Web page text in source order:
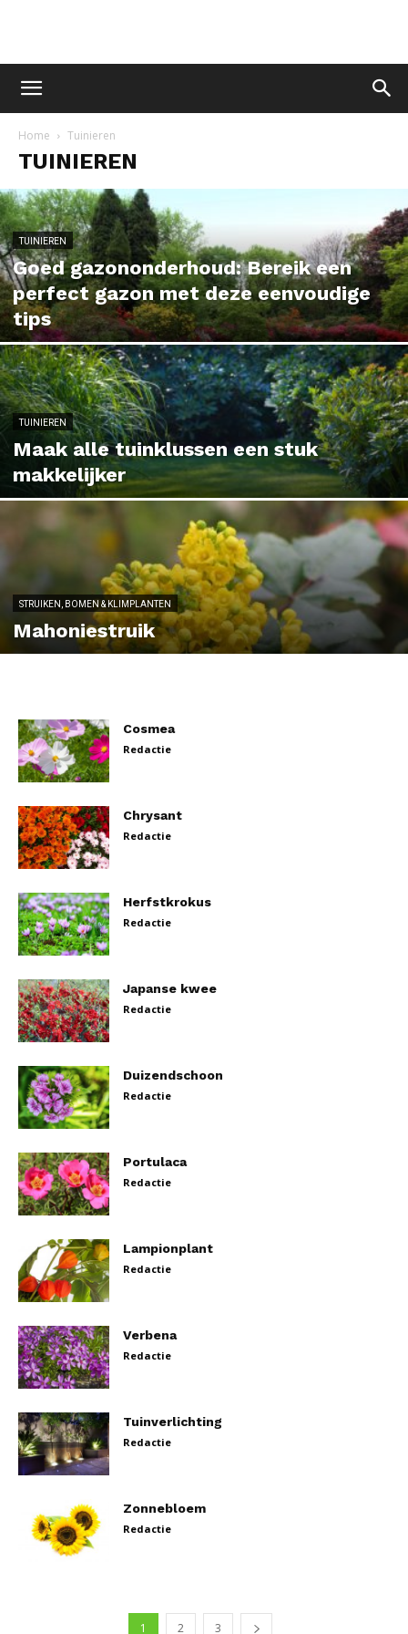
Home Tuinieren
TUINIEREN
TUINIEREN
Goed gazononderhoud: Bereik een
perfect gazon met deze eenvoudige
tips
TUINIEREN
Maak alle tuinklussen een stuk
makkelijker
STRUIKEN, BOMEN & KLIMPLANTEN
Mahoniestruik
Cosmea
Redactie
Chrysant
Redactie
Herfstkrokus
Redactie
Japanse kwee
Redactie
Duizendschoon
Redactie
Portulaca
Redactie
Lampionplant
Redactie
Verbena
Redactie
Tuinverlichting
Redactie
Zonnebloem
Redactie
1 2 3